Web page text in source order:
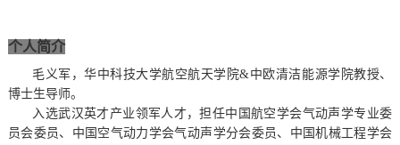
个人简介
毛义军，华中科技大学航空航天学院&中欧清洁能源学院教授、
博士生导师。
入选武汉英才产业领军人才，担任中国航空学会气动声学专业委
员会委员、中国空气动力学会气动声学分会委员、中国机械工程学会